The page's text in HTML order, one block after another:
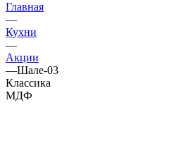
Главная
—
Кухни
—
Акции
—Шале-03
Классика
МДФ